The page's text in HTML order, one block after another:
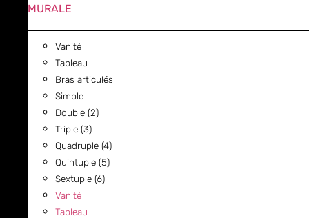
MURALE
Vanité
Tableau
Bras articulés
Simple
Double (2)
Triple (3)
Quadruple (4)
Quintuple (5)
Sextuple (6)
Vanité
Tableau